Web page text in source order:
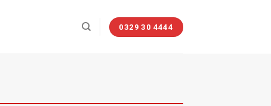
0329 30 4444